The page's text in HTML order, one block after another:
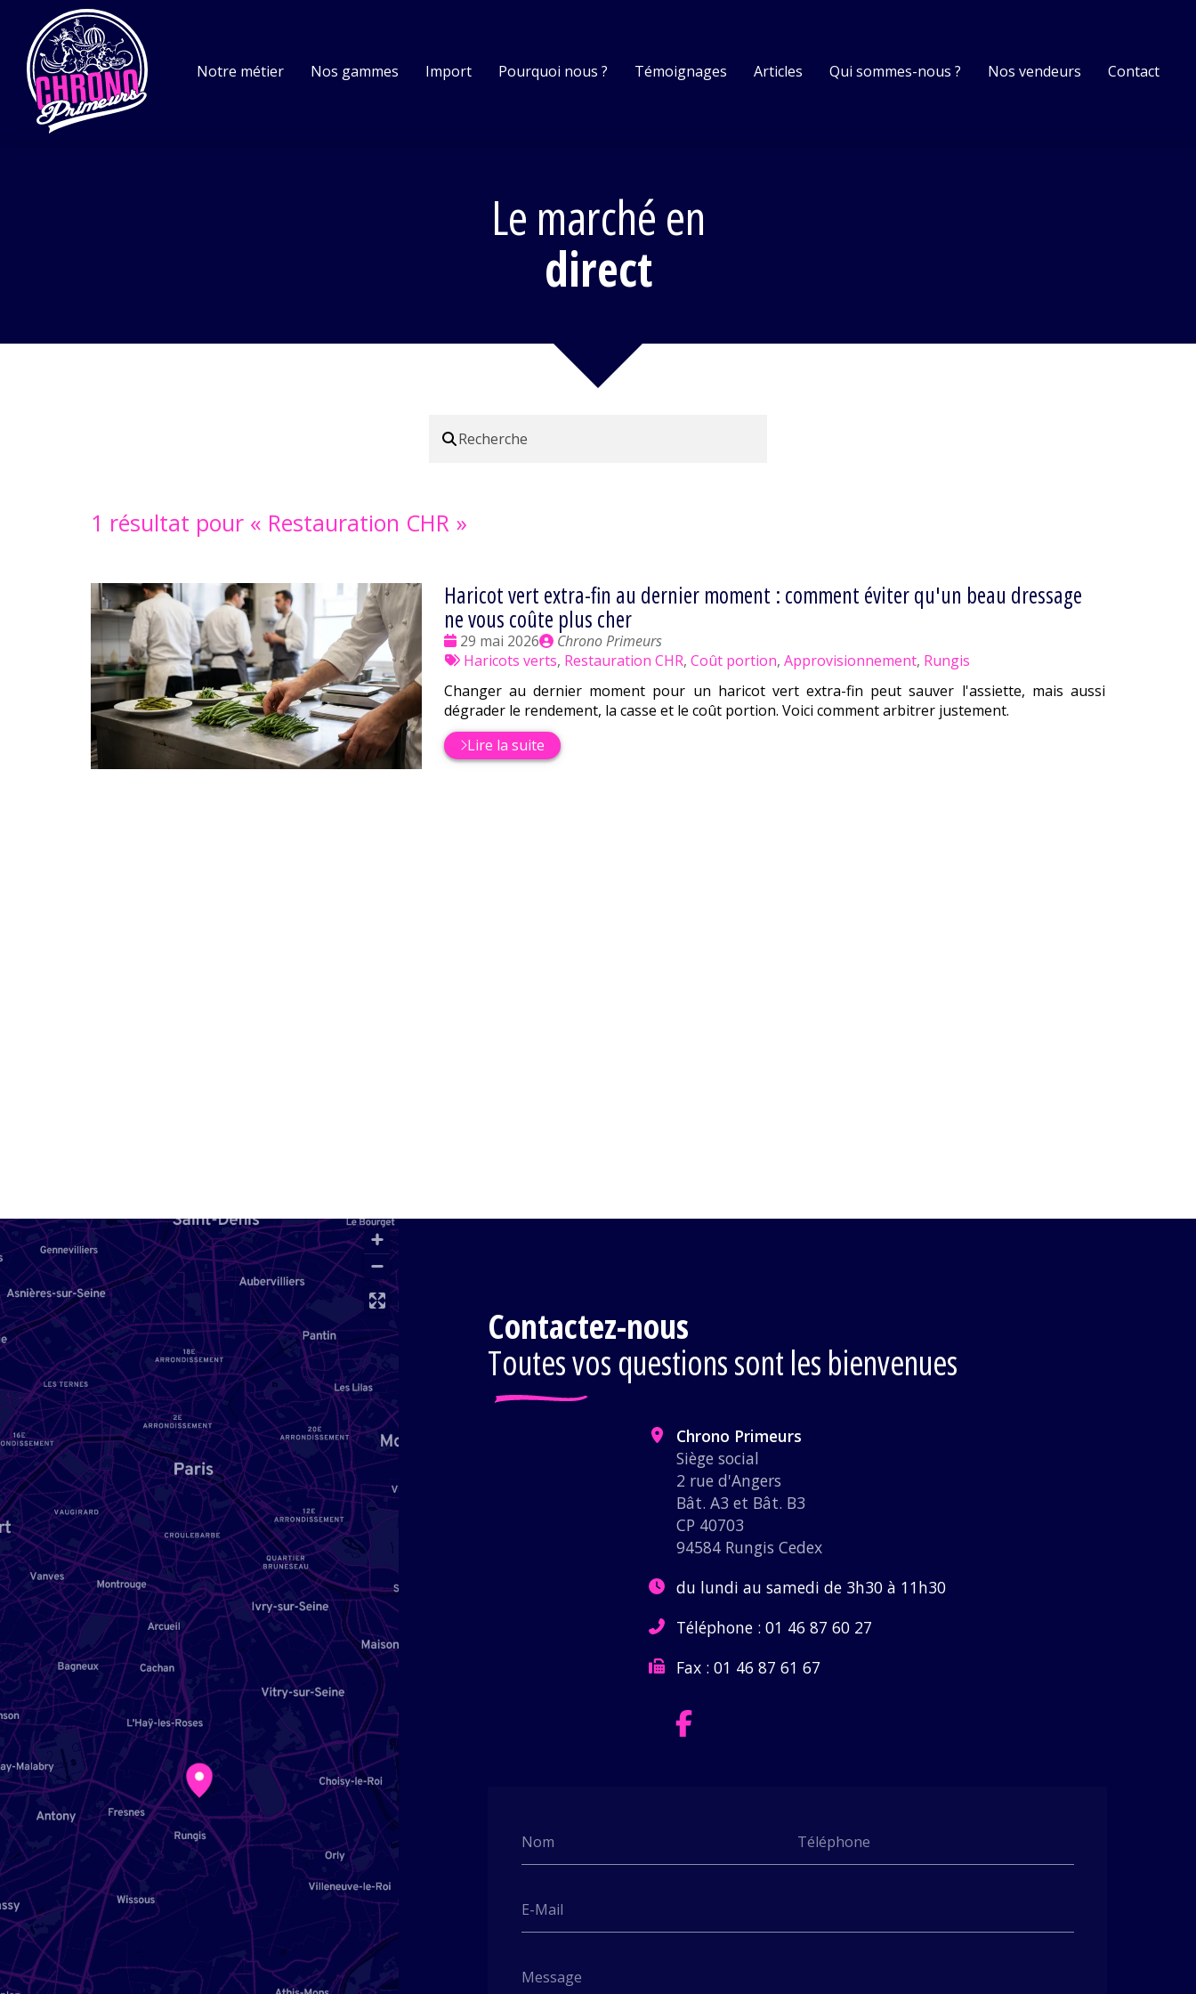
Notre métier Nos gammes Import Pourquoi nous ? Témoignages Articles Qui sommes-nous ? Nos vendeurs Contact
Le marché en
direct
1 résultat pour « Restauration CHR »
Haricot vert extra-fin au dernier moment : comment éviter qu'un beau dressage
ne vous coûte plus cher
Date
:
29 mai 2026
Publié
par
Chrono Primeurs
Tags
Haricots verts, Restauration CHR, Coût portion, Approvisionnement, Rungis
Changer au dernier moment pour un haricot vert extra-fin peut sauver l'assiette, mais aussi
dégrader le rendement, la casse et le coût portion. Voici comment arbitrer justement.
Lire la suite
Contactez-nous
Toutes vos questions sont les bienvenues
Nom Téléphone
E-Mail
Message
Chrono Primeurs
Siège social
2 rue d'Angers
Bât. A3 et Bât. B3
CP 40703
94584 Rungis Cedex
du lundi au samedi de 3h30 à 11h30
Téléphone : 01 46 87 60 27
Fax : 01 46 87 61 67